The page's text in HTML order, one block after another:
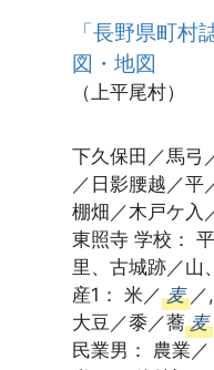
「長野県町村
図・地図
（上平尾村）
下久保田／馬弓
／日影腰越／平
棚畑／木戸ケ入
東照寺 学校：
里、古城跡／山
産1： 米／ 麦
大豆／黍／蕎 麦
民業男： 農業